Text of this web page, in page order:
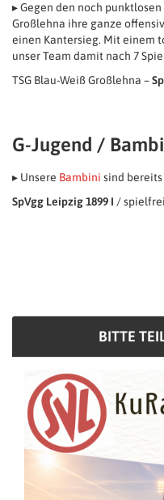
▸ Gegen den noch
Großlehna ihre ganze
einen Kantersieg. Mit einem
unser Team damit nach 7
TSG Blau-Weiß Großlehna –
G-Jugend /
▸ Unsere Bambini sind
SpVgg Leipzig 1899 I / spielfrei
BITTE